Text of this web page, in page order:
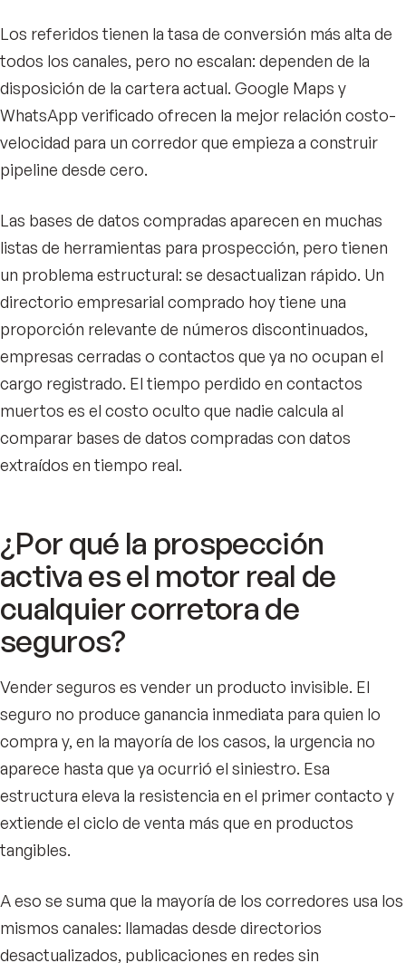
Los referidos tienen la tasa de conversión más alta de
todos los canales, pero no escalan: dependen de la
disposición de la cartera actual. Google Maps y
WhatsApp verificado ofrecen la mejor relación costo-
velocidad para un corredor que empieza a construir
pipeline desde cero.
Las bases de datos compradas aparecen en muchas
listas de herramientas para prospección, pero tienen
un problema estructural: se desactualizan rápido. Un
directorio empresarial comprado hoy tiene una
proporción relevante de números discontinuados,
empresas cerradas o contactos que ya no ocupan el
cargo registrado. El tiempo perdido en contactos
muertos es el costo oculto que nadie calcula al
comparar bases de datos compradas con datos
extraídos en tiempo real.
¿Por qué la prospección
activa es el motor real de
cualquier corretora de
seguros?
Vender seguros es vender un producto invisible. El
seguro no produce ganancia inmediata para quien lo
compra y, en la mayoría de los casos, la urgencia no
aparece hasta que ya ocurrió el siniestro. Esa
estructura eleva la resistencia en el primer contacto y
extiende el ciclo de venta más que en productos
tangibles.
A eso se suma que la mayoría de los corredores usa los
mismos canales: llamadas desde directorios
desactualizados, publicaciones en redes sin